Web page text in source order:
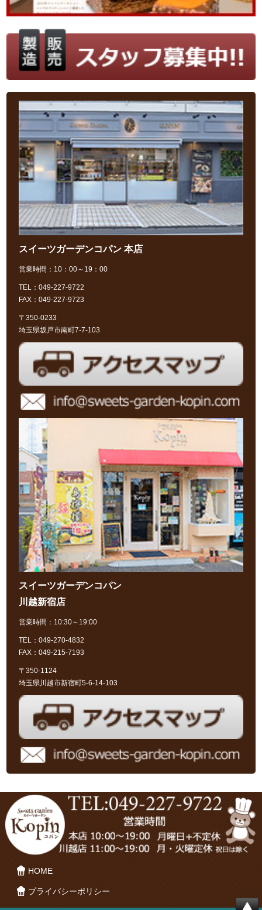
スイーツガーデンコパン 本店
営業時間：10：00～19：00
TEL：049-227-9722
FAX：049-227-9723
〒350-0233
埼玉県坂戸市南町7-7-103
スイーツガーデンコパン
川越新宿店
営業時間：10:30～19:00
TEL：049-270-4832
FAX：049-215-7193
〒350-1124
埼玉県川越市新宿町5-6-14-103
HOME
プライバシーポリシー